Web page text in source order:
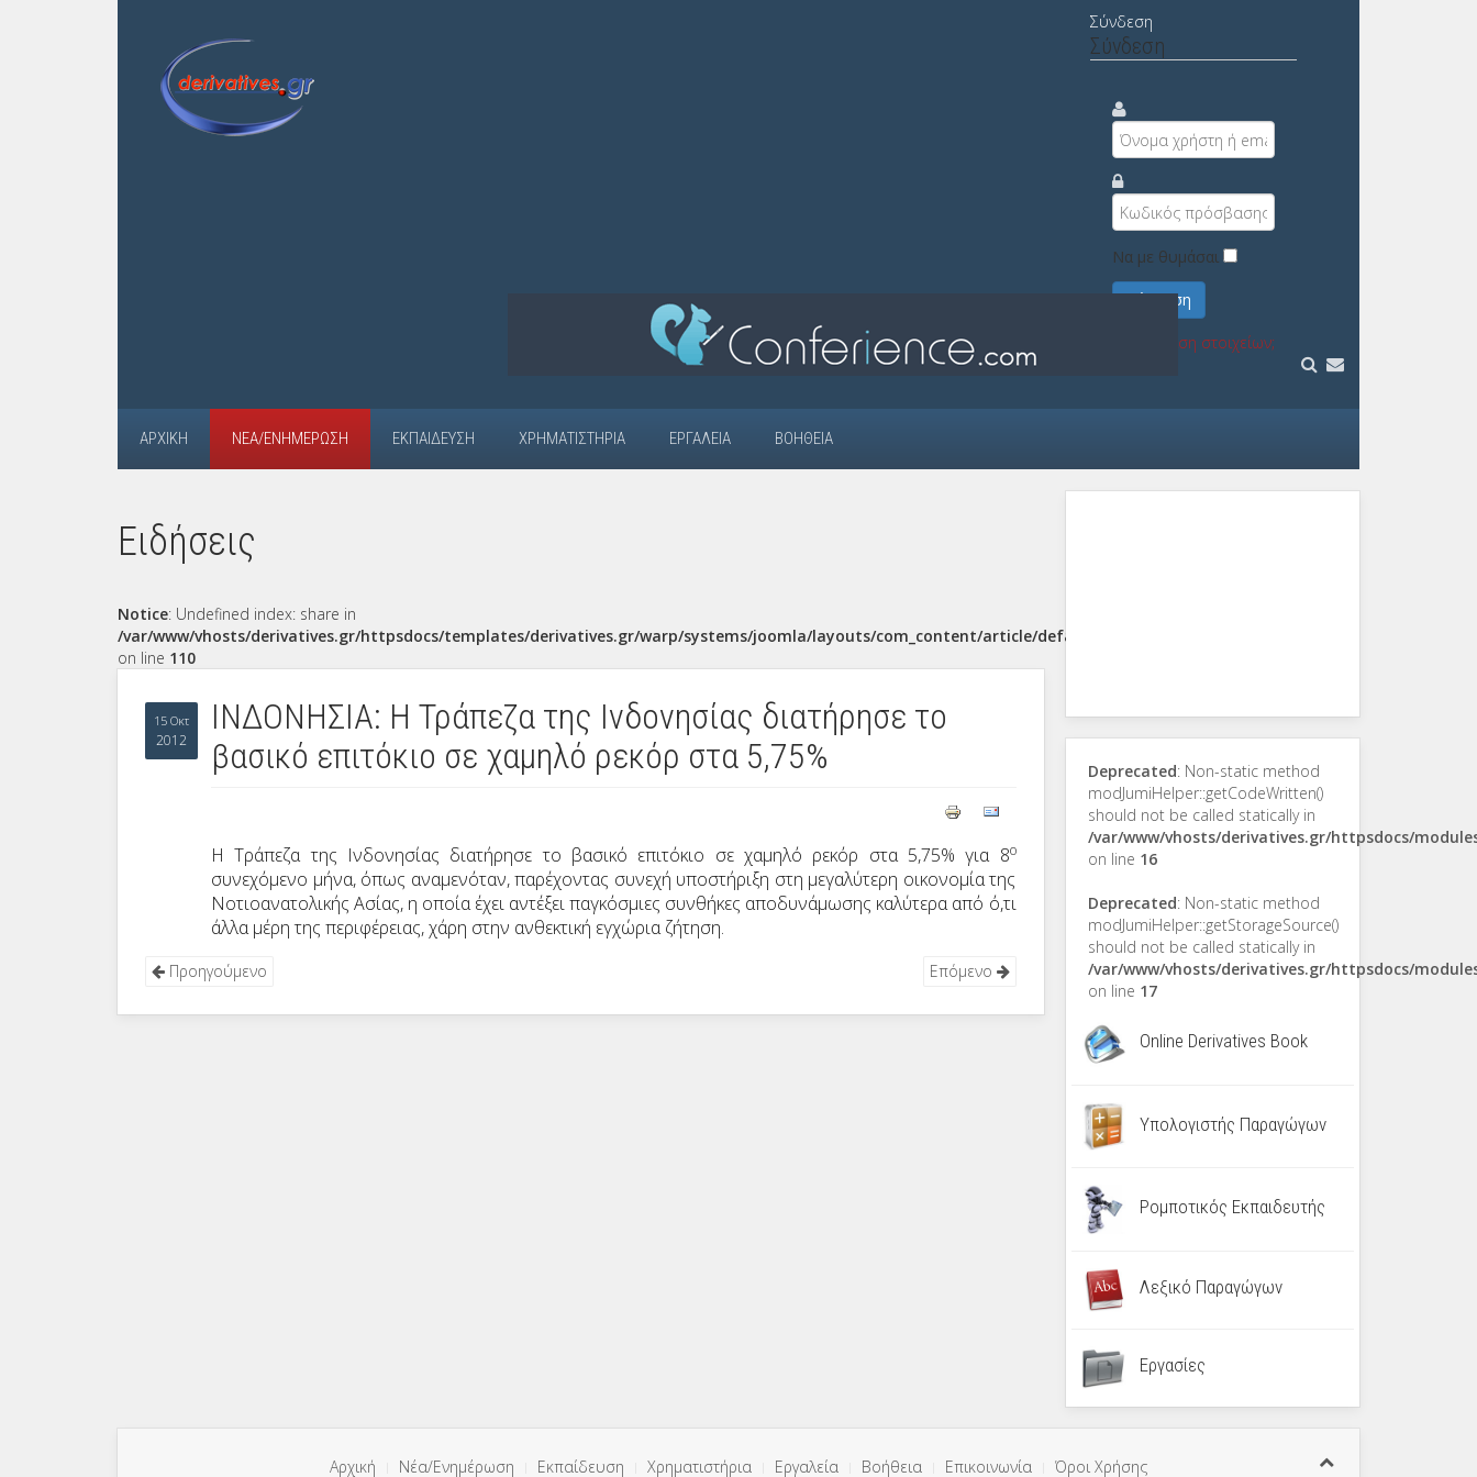
Σύνδεση
Σύνδεση
Να με θυμάσαι
Σύνδεση
Υπενθύμιση στοιχείων;
ΑΡΧΙΚΉ ΝΈΑ/ΕΝΗΜΈΡΩΣΗ ΕΚΠΑΊΔΕΥΣΗ ΧΡΗΜΑΤΙΣΤΉΡΙΑ ΕΡΓΑΛΕΊΑ ΒΟΉΘΕΙΑ
Ειδήσεις
Notice: Undefined index: share in
/var/www/vhosts/derivatives.gr/httpsdocs/templates/derivatives.gr/warp/systems/joomla/layouts/com_content/article/default.php
on line 110
15 Οκτ
2012
ΙΝΔΟΝΗΣΙΑ: Η Τράπεζα της Ινδονησίας διατήρησε το
βασικό επιτόκιο σε χαμηλό ρεκόρ στα 5,75%
Η Τράπεζα της Ινδονησίας διατήρησε το βασικό επιτόκιο σε χαμηλό ρεκόρ στα 5,75% για 8ο
συνεχόμενο μήνα, όπως αναμενόταν, παρέχοντας συνεχή υποστήριξη στη μεγαλύτερη οικονομία της
Νοτιοανατολικής Ασίας, η οποία έχει αντέξει παγκόσμιες συνθήκες αποδυνάμωσης καλύτερα από ό,τι
άλλα μέρη της περιφέρειας, χάρη στην ανθεκτική εγχώρια ζήτηση.
Προηγούμενο Επόμενο
Deprecated: Non-static method
modJumiHelper::getCodeWritten()
should not be called statically in
/var/www/vhosts/derivatives.gr/httpsdocs/
on line 16
Deprecated: Non-static method
modJumiHelper::getStorageSource()
should not be called statically in
/var/www/vhosts/derivatives.gr/httpsdocs/
on line 17
Online Derivatives Book
Υπολογιστής Παραγώγων
Ρομποτικός Εκπαιδευτής
Λεξικό Παραγώγων
Εργασίες
Αρχική Νέα/Ενημέρωση Εκπαίδευση Χρηματιστήρια Εργαλεία Βοήθεια Επικοινωνία Όροι Χρήσης